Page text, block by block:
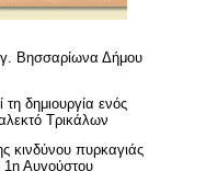
Βησσαρίωνα Δήμου
τη δημιουργία ενός
Τρικάλων
κινδύνου πυρκαγιάς
1η Αυγούστου